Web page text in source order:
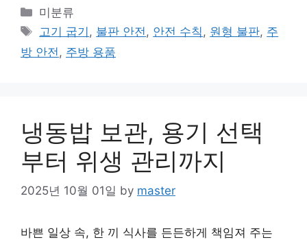
Categories
미분류
Tags
고기 굽기 , 불판 안전 , 안전 수칙 , 원형 불판, 주
방 안전 , 주방 용품
냉동밥 보관, 용기 선택
부터 위생 관리까지
2025년 10월 01일 by master
바쁜 일상 속, 한 끼 식사를 든든하게 책임져 주는